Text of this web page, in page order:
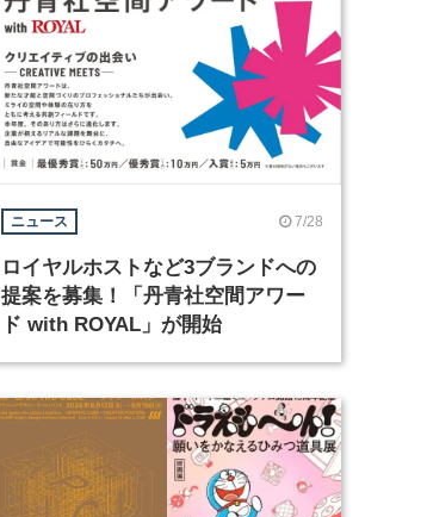
ニュース 7/28
ロイヤルホストなど3ブランドへの
提案を募集！「丹青社空間アワー
ド with ROYAL」が開始